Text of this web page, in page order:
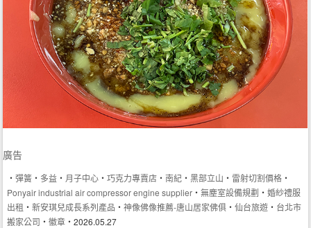
廣告
‧彈簧 ‧ 多益 ‧ 月子中心 ‧巧克力專賣店 ‧南紀 ‧黑部立山 ‧ 雷射切割價格 ‧
Ponyair industrial air compressor engine supplier ‧無塵室設備規劃 ‧婚紗禮服
出租 ‧新安琪兒成長系列產品 ‧神像佛像推薦-唐山居家佛俱 ‧仙台旅遊 ‧ 台北市
搬家公司 ‧徽章 ‧2026.05.27